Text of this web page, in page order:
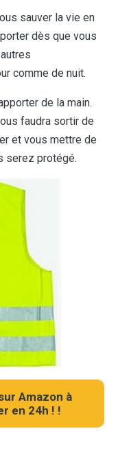
sauver la vie en
dès que vous
comme de nuit.
de la main.
faudra sortir de
et vous mettre de
serez protégé.
Amazon à
en 24h ! !